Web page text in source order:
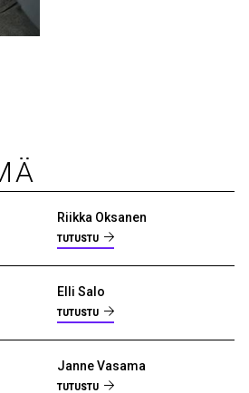
Riikka Oksanen
TUTUSTU
Elli Salo
TUTUSTU
Janne Vasama
TUTUSTU